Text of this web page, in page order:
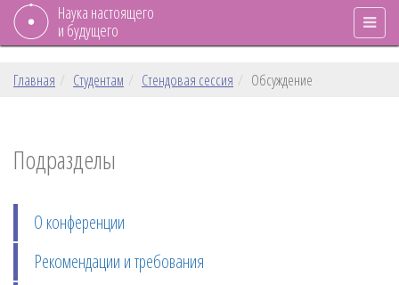
Наука настоящего
и будущего
Главная Студентам Стендовая сессия Обсуждение
Подразделы
О конференции
Рекомендации и требования